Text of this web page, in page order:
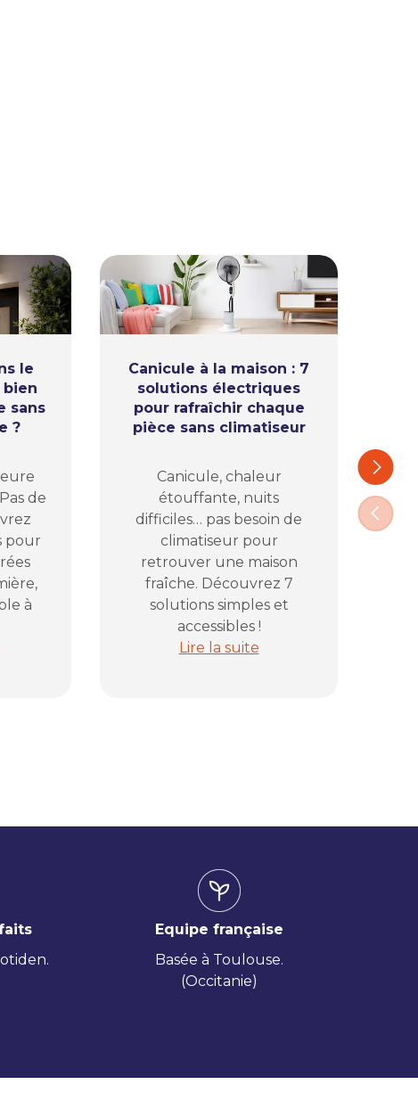
avant de fermer la maison
le
sans
?
de
pour
à
dans le jardin : comment bien éclairer sa terrasse sans
Canicule à la maison : 7
solutions électriques
pour rafraîchir chaque
pièce sans climatiseur
Canicule, chaleur
étouffante, nuits
difficiles… pas besoin de
climatiseur pour
retrouver une maison
fraîche. Découvrez 7
solutions simples et
accessibles !
Canicule à la maison : 7
Lire la suite
Suivant
Equipe française
Basée à Toulouse.
(Occitanie)